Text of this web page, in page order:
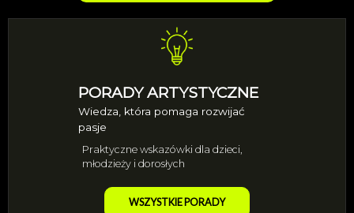
PORADY ARTYSTYCZNE
Wiedza, która pomaga rozwijać
pasje
Praktyczne wskazówki dla dzieci,
młodzieży i dorosłych
WSZYSTKIE PORADY